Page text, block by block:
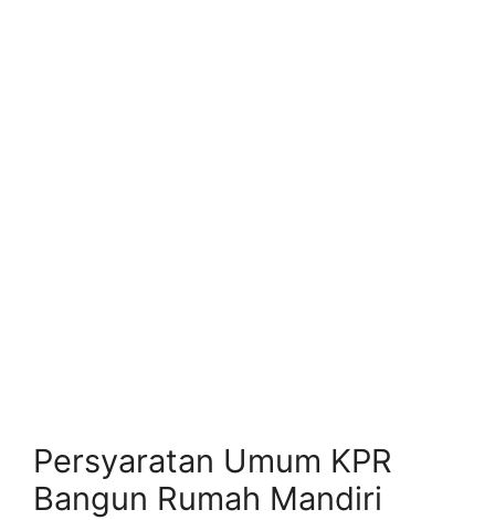
Persyaratan Umum KPR
Bangun Rumah Mandiri